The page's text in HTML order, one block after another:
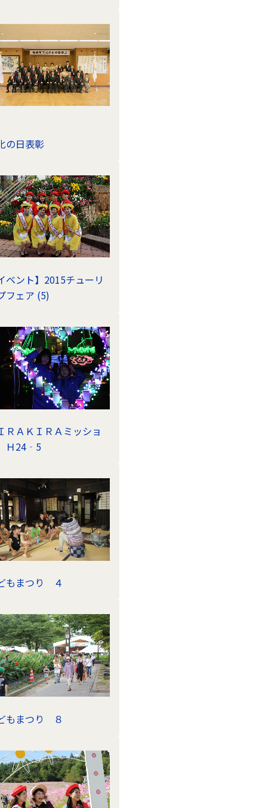
の日表彰
ベント】2015チューリ
フェア (5)
ＲＡＫＩＲＡミッショ
Ｈ24‐5
もまつり ４
もまつり ８